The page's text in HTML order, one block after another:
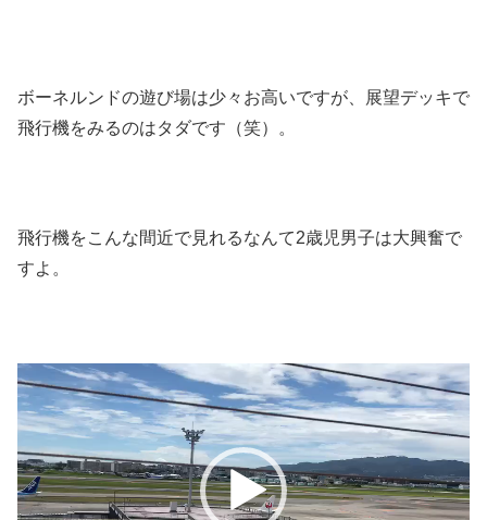
ボーネルンドの遊び場は少々お高いですが、展望デッキで
飛行機をみるのはタダです（笑）。
飛行機をこんな間近で見れるなんて2歳児男子は大興奮で
すよ。
動
画
プ
レ
ー